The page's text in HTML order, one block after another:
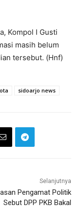
Kompol I Gusti
masih belum
tersebut. (Hnf)
sidoarjo news
Selanjutnya
Pengamat Politik
Sebut DPP PKB Bakal